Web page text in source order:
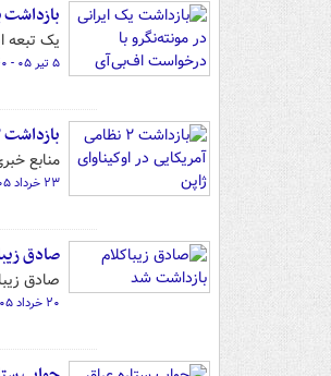
یک تبعه
۵ تیر ۰۵ - ۱۳:۴۰
بازداشت ۲ نظامی آمریکایی در اوکیناوای ژاپن
منابع
۲۳ خرداد ۰۵ - ۱۸:۲۲
صادق
صادق
۲۰ خرداد ۰۵ - ۱۶:۰۳